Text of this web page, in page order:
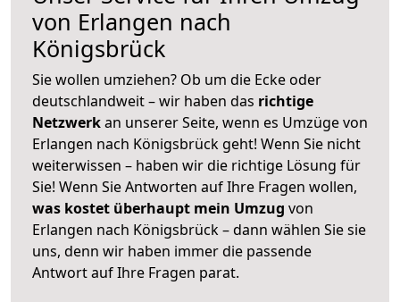
von Erlangen nach
Königsbrück
Sie wollen umziehen? Ob um die Ecke oder
deutschlandweit – wir haben das richtige
Netzwerkan unserer Seite, wenn es Umzüge von
Erlangen nach Königsbrück geht! Wenn Sie nicht
weiterwissen – haben wir die richtige Lösung für
Sie! Wenn Sie Antworten auf Ihre Fragen wollen,
was kostet überhaupt mein Umzug von
Erlangen nach Königsbrück – dann wählen Sie sie
uns, denn wir haben immer die passende
Antwort auf Ihre Fragen parat.